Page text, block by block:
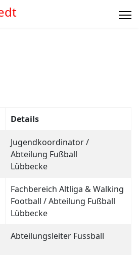
Details
Jugendkoordinator /
Abteilung Fußball
Lübbecke
Fachbereich Altliga & Walking
Football / Abteilung Fußball
Lübbecke
Abteilungsleiter Fussball